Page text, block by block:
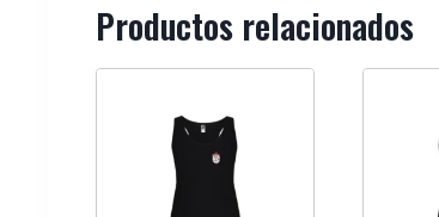
Productos relacionados